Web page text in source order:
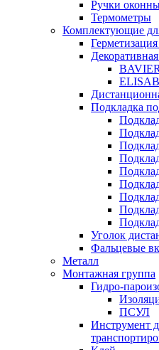
Ручки
Термометры
Комплектующие
Подкладка
Уголок
Фальцевые
Металл
Монтажная группа
Гидро-
ПСУЛ
Инструмент